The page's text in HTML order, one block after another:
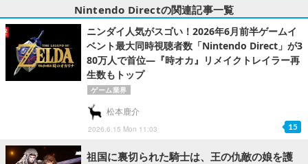
Nintendo Directの関連記事一覧
ニンダイ人気がスゴい！2026年6月前半ゲームイ
ベント最大同時視聴者数「Nintendo Direct」が3
80万人で首位―『時オカ』リメイクトレイラー再
生数もトップ
ゲーム業界
2026.6.15 Mon 11:03
松本鹿介
15
祖国に裏切られた騎士は、王の仇敵の娘を護